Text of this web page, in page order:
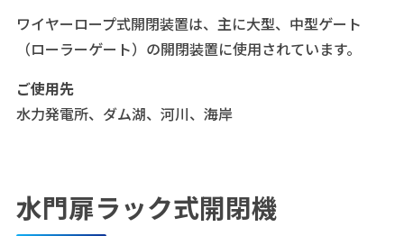
ワイヤーロープ式開閉装置は、主に大型、中型ゲート
（ローラーゲート）の開閉装置に使用されています。
ご使用先
水力発電所、ダム湖、河川、海岸
水門扉ラック式開閉機